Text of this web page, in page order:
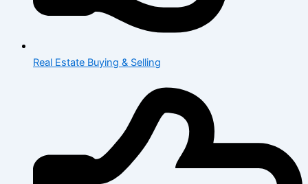
Real Estate Buying & Selling